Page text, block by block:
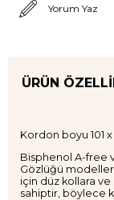
Yorum Yaz
ÜRÜN
Kordon boyu 101 x
Bisphenol A-free
Gözlüğü
için düz kollara ve
sahiptir, böylece